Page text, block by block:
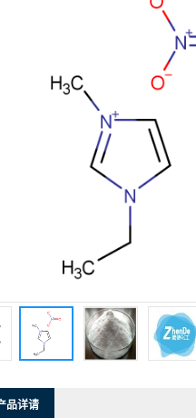
品详请